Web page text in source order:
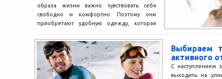
образа жизни важно чувствовать себя
свободно и комфортно. Поэтому они
приобретают удобную одежду, которая
Выбираем
активного
С наступлением
выходить на